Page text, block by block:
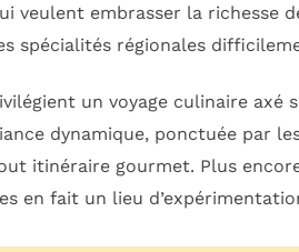
veulent embrasser la richesse
spécialités régionales
un voyage culinaire
dynamique, ponctuée par
itinéraire gourmet. Plus
en fait un lieu